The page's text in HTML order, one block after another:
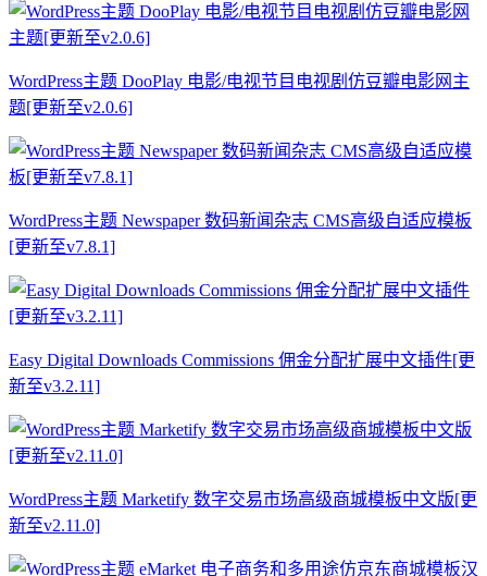
WordPress主题 DooPlay 电影/电视节目电视剧仿豆瓣电影网主
题[更新至v2.0.6]
WordPress主题 Newspaper 数码新闻杂志 CMS高级自适应模板
[更新至v7.8.1]
Easy Digital Downloads Commissions 佣金分配扩展中文插件[更
新至v3.2.11]
WordPress主题 Marketify 数字交易市场高级商城模板中文版[更
新至v2.11.0]